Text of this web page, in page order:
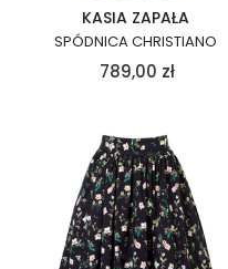
KASIA ZAPAŁA
SPÓDNICA CHRISTIANO
789,00 zł